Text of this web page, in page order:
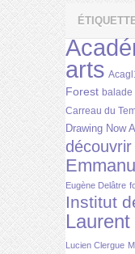
arts
Forest
Carreau du
Drawing Now
Eugène Delâtre
Institut
Lucien Clergue